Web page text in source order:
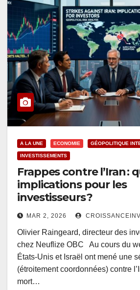
A LA UNE ECONOMIE GÉOPOLITIQUE
INVESTISSEMENTS
Frappes contre l’Iran :
implications pour les
investisseurs ?
MAR 2, 2026
Olivier Raingeard, directeur des
chez Neuflize OBC Au cours du
États‑Unis et Israël ont mené une
(étroitement coordonnées) contre
mort…